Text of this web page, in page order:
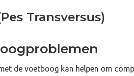
Transversus)
de voetboog kan helpen om